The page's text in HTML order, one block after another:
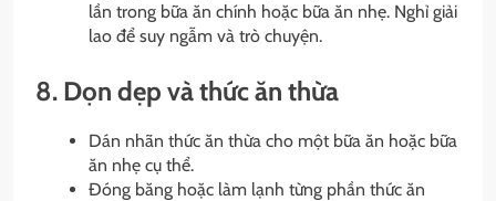
lần trong bữa ăn chính hoặc bữa ăn nhẹ. Nghỉ giải
lao để suy ngẫm và trò chuyện.
8. Dọn dẹp và thức ăn thừa
Dán nhãn thức ăn thừa cho một bữa ăn hoặc bữa
ăn nhẹ cụ thể.
Đóng băng hoặc làm lạnh từng phần thức ăn